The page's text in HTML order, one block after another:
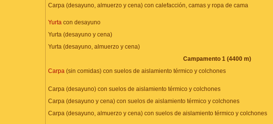
Carpa (desayuno, almuerzo y cena) con calefacción, camas y ropa de cama
Yurta con desayuno
Yurta (desayuno y cena)
Yurta (desayuno, almuerzo y cena)
Campamento 1 (4400 m)
Carpa (sin comidas) con suelos de aislamiento térmico y colchones
Carpa (desayuno) con suelos de aislamiento térmico y colchones
Carpa (desayuno y cena) con suelos de aislamiento térmico y colchones
Carpa (desayuno, almuerzo y cena) con suelos de aislamiento térmico y colchones